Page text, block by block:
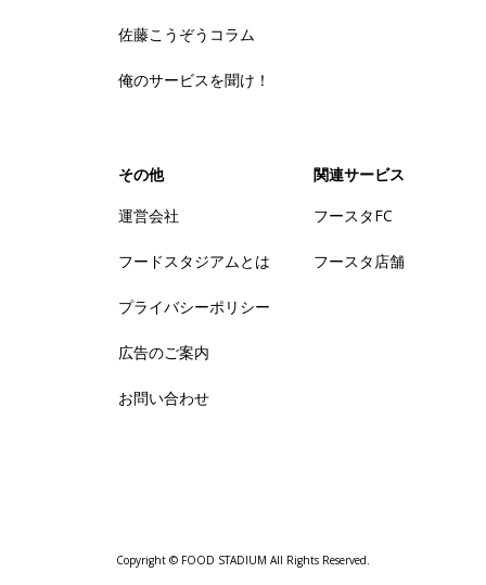
佐藤こうぞうコラム
俺のサービスを聞け！
その他
運営会社
フードスタジアムとは
プライバシーポリシー
広告のご案内
お問い合わせ
関連サービス
フースタFC
フースタ店舗
Copyright © FOOD STADIUM All Rights Reserved.